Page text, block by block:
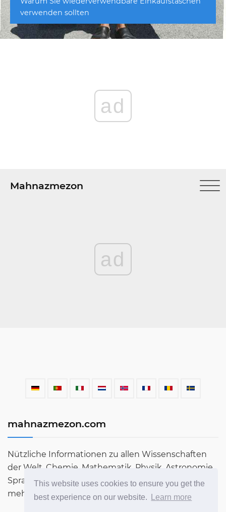
This website uses cookies to ensure you get the
best experience on our website.
Learn more
verwenden sollten
ad
Mahnazmezon
ad
mahnazmezon.com
Nützliche Informationen zu allen Wissenschaften
der Welt. Chemie, Mathematik, Physik, Astronomie,
Sprachen, Literatur und vieles mehr. Erfahren Sie
mehr über die Welt in unserem Blog!